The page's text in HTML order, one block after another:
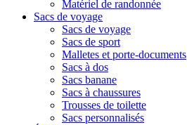
Matériel de randonnée
Sacs de voyage
Sacs de voyage
Sacs de sport
Malletes et porte-documents
Sacs à dos
Sacs banane
Sacs à chaussures
Trousses de toilette
Sacs personnalisés